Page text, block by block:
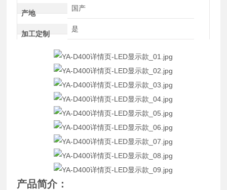
产地
国产
加工定制
是
产品简介：